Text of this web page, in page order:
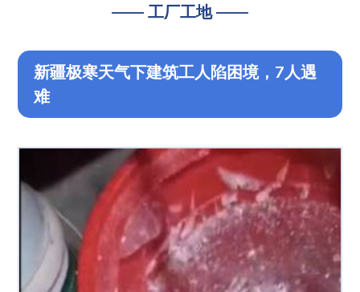
—— 工厂工地 ——
新疆极寒天气下建筑工人陷困境，7人遇
难